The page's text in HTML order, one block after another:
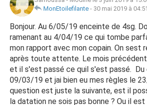
MonEtoilefilante - 30 mai 2019 à 04:51
Bonjour. Au 6/05/19 enceinte de 4sg.
ramenant au 4/04/19 ce qui tombe
mon rapport avec mon copain. On sest
après toute attente. Le mois précédent
et il s'est passé ce quil s'est passé. Du
09/03/19 et jai bien eu mes règles le
question est juste la suivante, est il
la datation ne sois pas bonne ? Ou il